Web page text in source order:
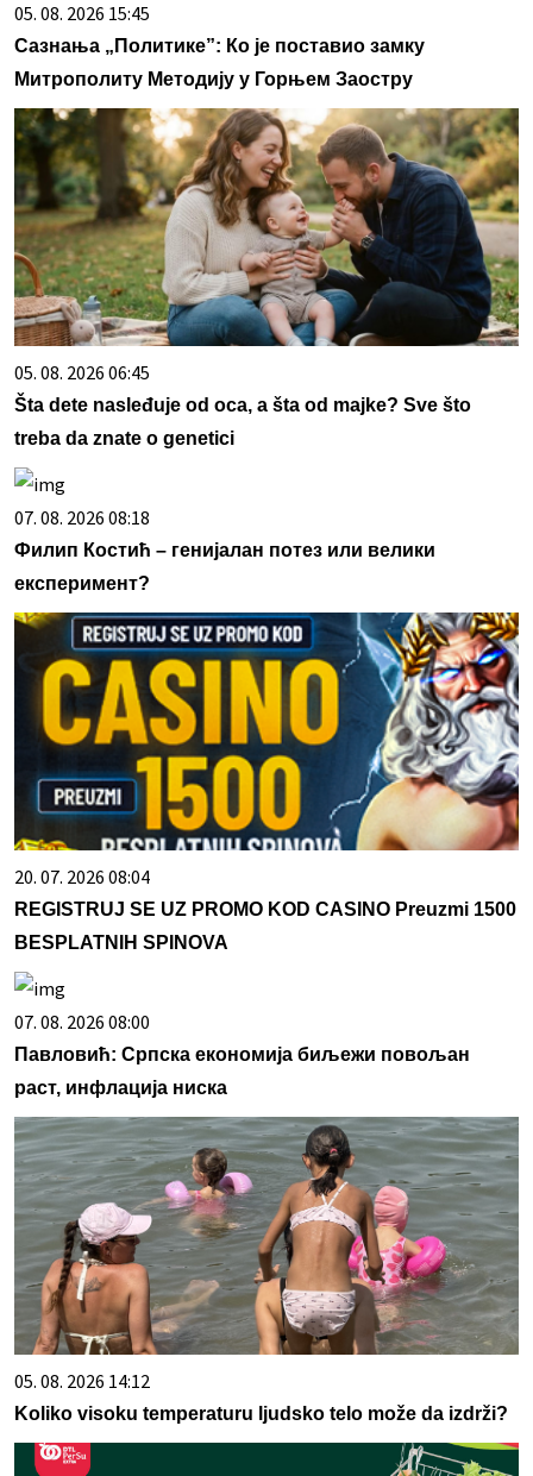
05. 08. 2026 15:45
Сазнања „Политике”: Ко је поставио замку
Митрополиту Методију у Горњем Заостру
05. 08. 2026 06:45
Šta dete nasleđuje od oca, a šta od majke? Sve što
treba da znate o genetici
07. 08. 2026 08:18
Филип Костић – генијалан потез или велики
експеримент?
20. 07. 2026 08:04
REGISTRUJ SE UZ PROMO KOD CASINO Preuzmi 1500
BESPLATNIH SPINOVA
07. 08. 2026 08:00
Павловић: Српска економија биљежи повољан
раст, инфлација ниска
05. 08. 2026 14:12
Koliko visoku temperaturu ljudsko telo može da izdrži?